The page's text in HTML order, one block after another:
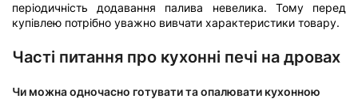
періодичність додавання палива невелика. Тому перед
купівлею потрібно уважно вивчати характеристики товару.
Часті питання про кухонні печі на дровах
Чи можна одночасно готувати та опалювати кухонною